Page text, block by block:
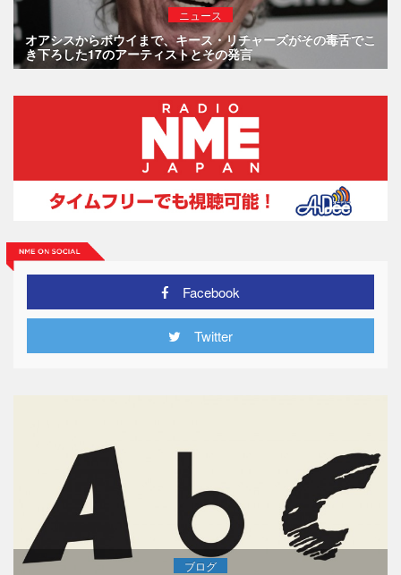
ニュース
オアシスからボウイまで、キース・リチャーズがその毒舌でこ
き下ろした17のアーティストとその発言
Facebook
Twitter
ブログ